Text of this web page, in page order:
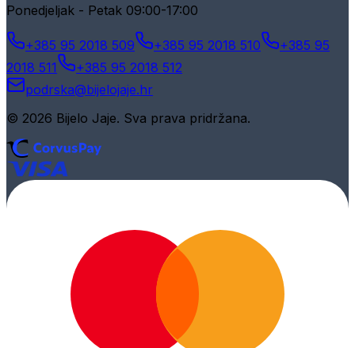
Ponedjeljak - Petak 09:00-17:00
+385 95 2018 509 +385 95 2018 510
+385 95
2018 511
+385 95 2018 512
podrska@bijelojaje.hr
© 2026 Bijelo Jaje. Sva prava pridržana.